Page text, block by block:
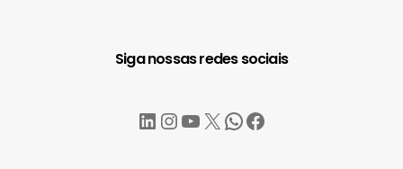
Siga nossas redes sociais
LinkedIn
Instagram
YouTube
X WhatsApp
Facebook